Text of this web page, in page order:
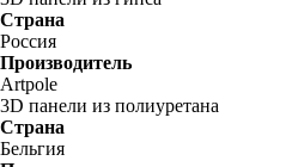
Страна
Россия
Производитель
Artpole
3D панели из полиуретана
Страна
Бельгия